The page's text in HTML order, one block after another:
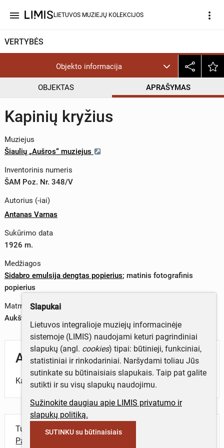
menu LIETUVOS MUZIEJŲ KOLEKCIJOS more_vert
VERTYBĖS
Objekto informacija
OBJEKTAS APRAŠYMAS
Kapinių kryžius
Muziejus
Šiaulių „Aušros“ muziejus
Inventorinis numeris
ŠAM Poz. Nr. 348/V
Autorius (-iai)
Antanas Varnas
Sukūrimo data
1926 m.
Medžiagos
Sidabro emulsija dengtas popierius; matinis fotografinis
popierius
Matmenys
Aukštis x plotis – 0 x 0 cm
Aprašymas
Kapinių kryžius.
Turite daugiau informacijos apie objektą?
Parašykite mums!
Slapukai
Lietuvos integralioje muziejų informacinėje
sistemoje (LIMIS) naudojami keturi pagrindiniai
slapukų (angl. cookies) tipai: būtinieji, funkciniai,
statistiniai ir rinkodariniai. Naršydami toliau Jūs
sutinkate su būtinaisiais slapukais. Taip pat galite
sutikti ir su visų slapukų naudojimu.
Sužinokite daugiau apie LIMIS privatumo ir
slapukų politiką.
SUTINKU su būtinaisiais